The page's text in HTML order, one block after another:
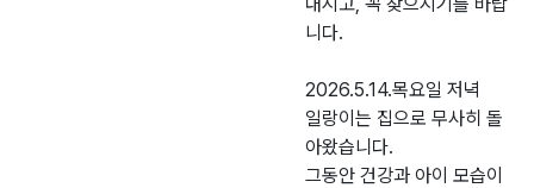
니다.
2026.5.14.목요일 저녁
일랑이는 집으로 무사히 돌
아왔습니다.
그동안 건강과 아이 모습이